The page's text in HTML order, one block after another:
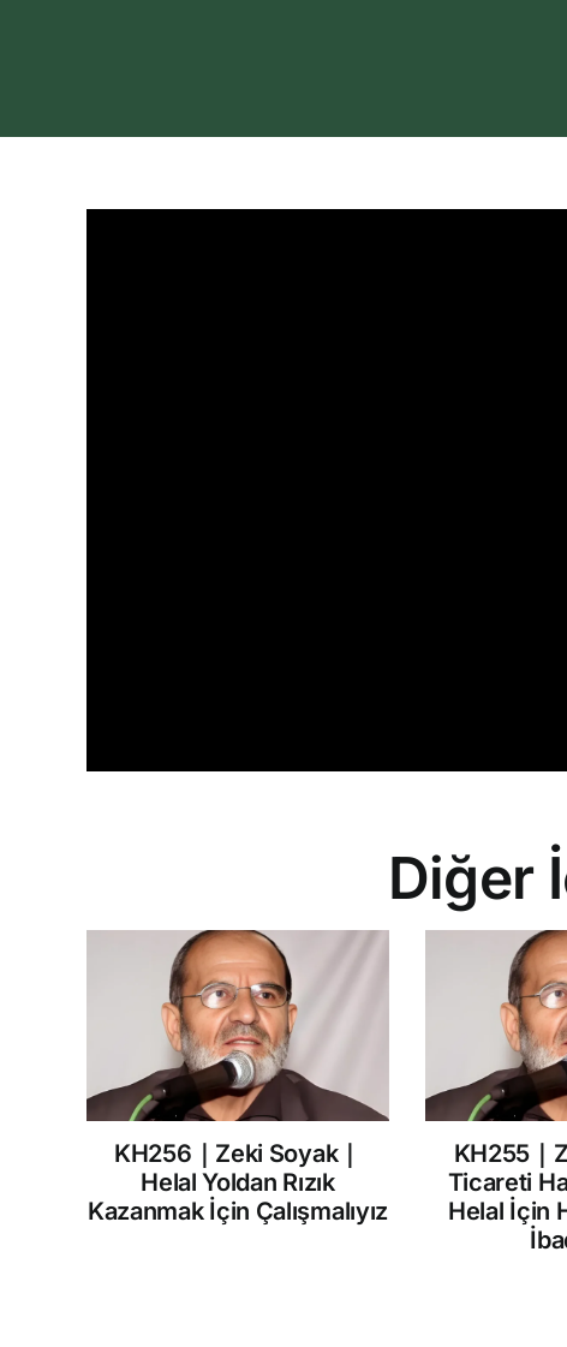
Diğer
KH256｜Zeki Soyak｜
Helal Yoldan Rızık
Kazanmak İçin Çalışmalıyız
KH255｜
Ticareti
Helal İçin